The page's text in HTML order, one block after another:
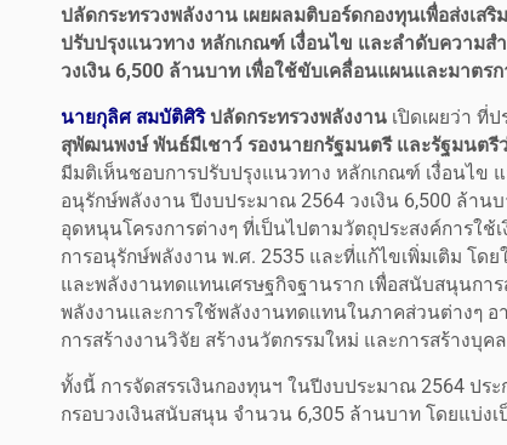
ปลัดกระทรวงพลังงาน เผยผลมติบอร์ดกองทุนเพื่อส่งเ
ปรับปรุงแนวทาง หลักเกณฑ์ เงื่อนไข และลำดับความส
วงเงิน 6,500 ล้านบาท เพื่อใช้ขับเคลื่อนแผนและมาตร
นายกุลิศ สมบัติศิริ ปลัดกระทรวงพลังงาน เปิดเผยว่า ที่
สุพัฒนพงษ์ พันธ์มีเชาว์ รองนายกรัฐมนตรี และรัฐมนตรี
มีมติเห็นชอบการปรับปรุงแนวทาง หลักเกณฑ์ เงื่อนไข
อนุรักษ์พลังงาน ปีงบประมาณ 2564 วงเงิน 6,500 ล้าน
อุดหนุนโครงการต่างๆ ที่เป็นไปตามวัตถุประสงค์การใ
การอนุรักษ์พลังงาน พ.ศ. 2535 และที่แก้ไขเพิ่มเติม โ
และพลังงานทดแทนเศรษฐกิจฐานราก เพื่อสนับสนุนกา
พลังงานและการใช้พลังงานทดแทนในภาคส่วนต่างๆ
การสร้างงานวิจัย สร้างนวัตกรรมใหม่ และการสร้างบุค
ทั้งนี้ การจัดสรรเงินกองทุนฯ ในปีงบประมาณ 2564 ป
กรอบวงเงินสนับสนุน จำนวน 6,305 ล้านบาท โดยแบ่ง